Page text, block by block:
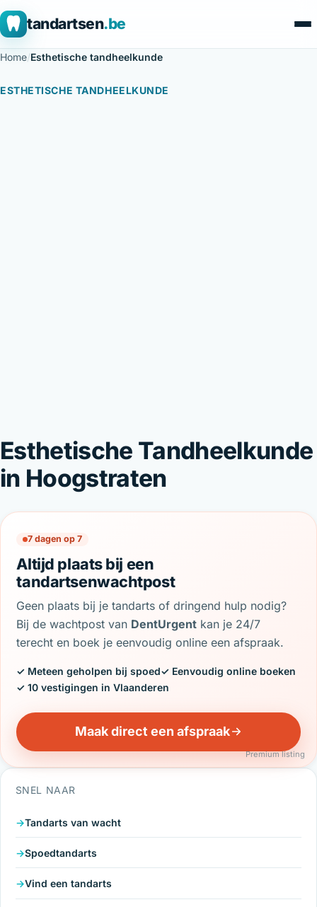
tandartsen.be
Home/Esthetische tandheelkunde
ESTHETISCHE TANDHEELKUNDE
Esthetische Tandheelkunde
in Hoogstraten
7 dagen op 7
Altijd plaats bij een
tandartsenwachtpost
Geen plaats bij je tandarts of dringend hulp nodig?
Bij de wachtpost van DentUrgent kan je 24/7
terecht en boek je eenvoudig online een afspraak.
✓ Meteen geholpen bij spoed✓ Eenvoudig online boeken
✓ 10 vestigingen in Vlaanderen
Maak direct een afspraak
Premium listing
SNEL NAAR
Tandarts van wacht
Spoedtandarts
Vind een tandarts